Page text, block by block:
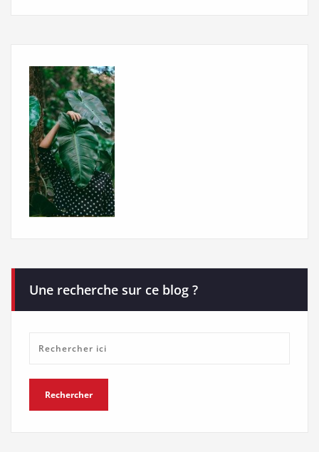
Une recherche sur ce blog ?